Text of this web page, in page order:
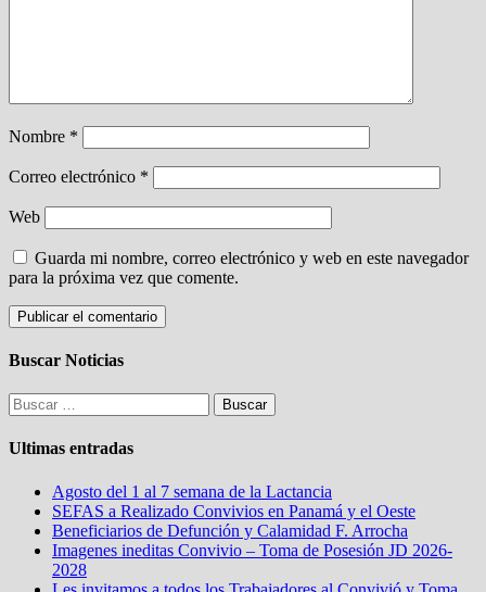
Nombre *
Correo electrónico *
Web
Guarda mi nombre, correo electrónico y web en este navegador
para la próxima vez que comente.
Buscar Noticias
Buscar:
Ultimas entradas
Agosto del 1 al 7 semana de la Lactancia
SEFAS a Realizado Convivios en Panamá y el Oeste
Beneficiarios de Defunción y Calamidad F. Arrocha
Imagenes ineditas Convivio – Toma de Posesión JD 2026-
2028